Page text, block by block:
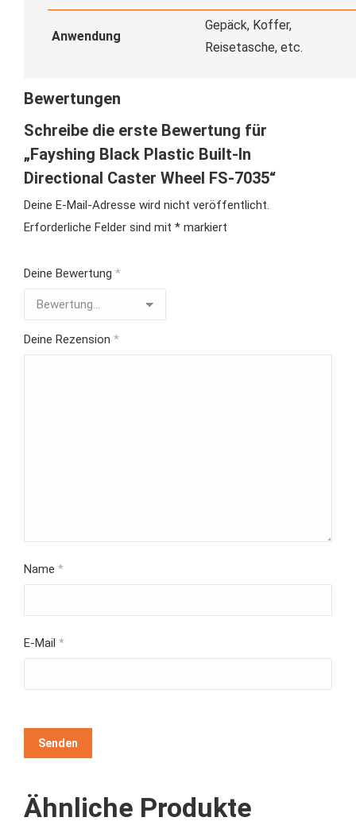
Anwendung
Gepäck, Koffer,
Reisetasche, etc.
Bewertungen
Schreibe die erste Bewertung für
„Fayshing Black Plastic Built-In
Directional Caster Wheel FS-7035“
Deine E-Mail-Adresse wird nicht veröffentlicht.
Erforderliche Felder sind mit * markiert
Deine Bewertung *
Deine Rezension *
Name *
E-Mail *
Ähnliche Produkte